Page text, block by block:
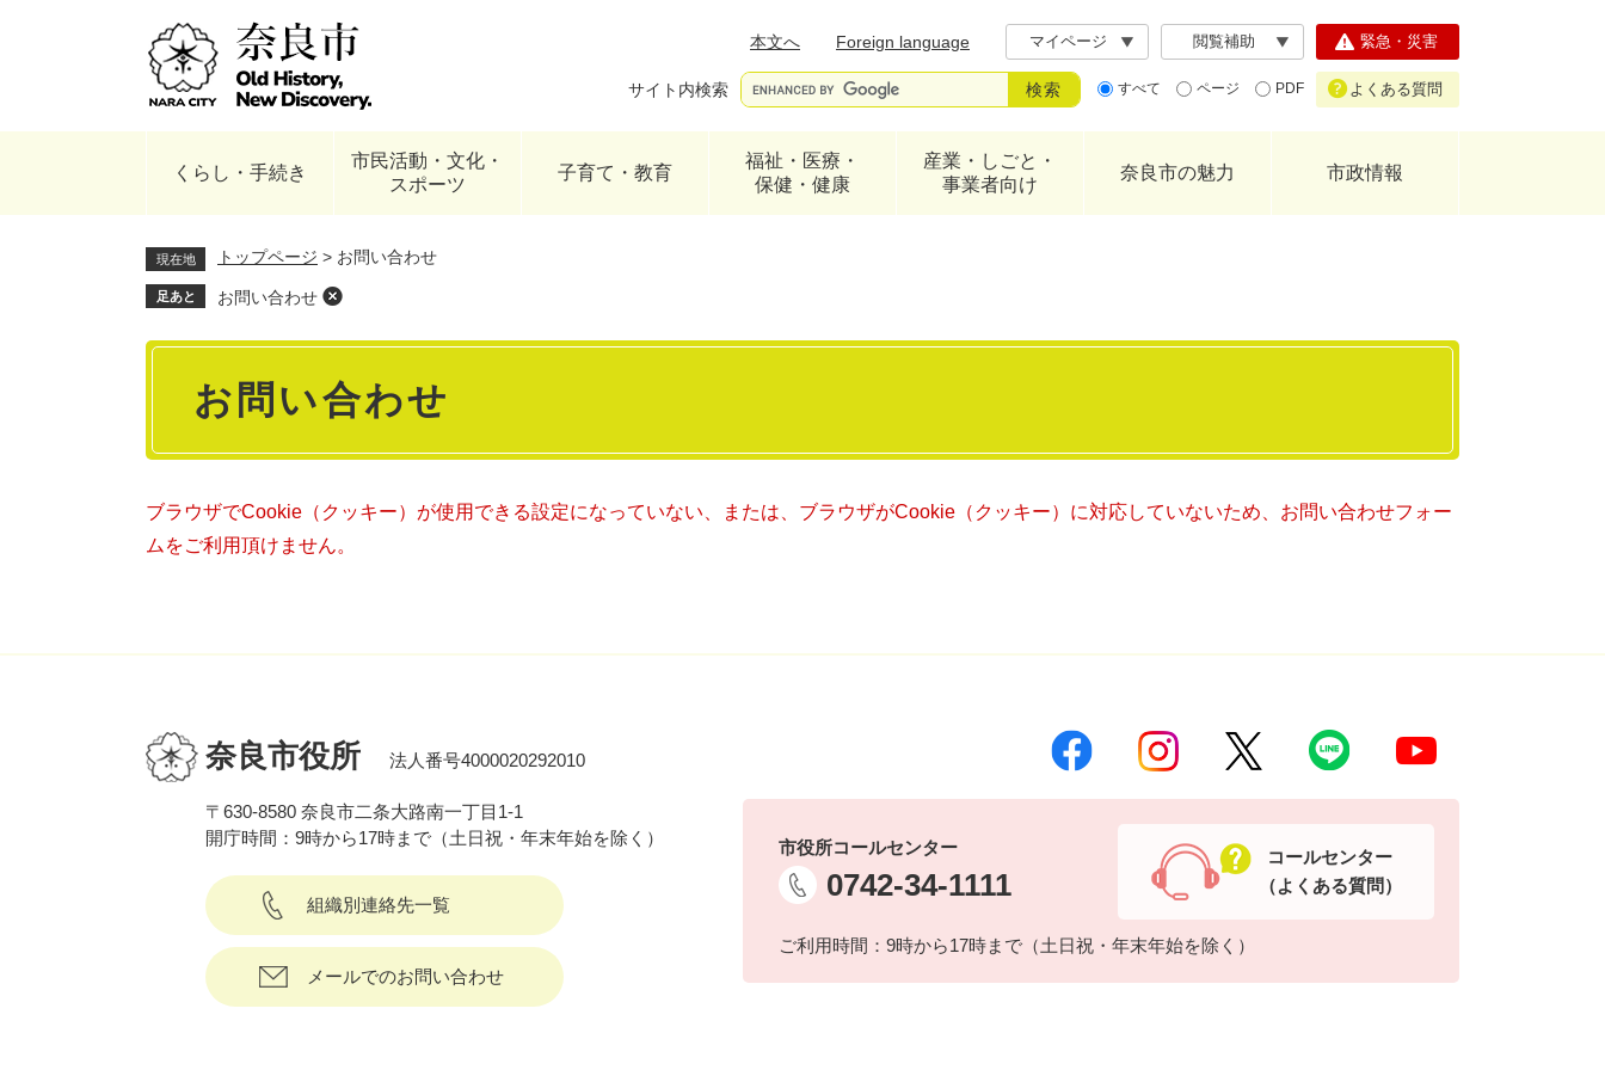
本文へ
Foreign language マイページ 閲覧補助
サイト内検索 すべて ページ PDF
緊急・災害
よくある質問
くらし・手続き
市民活動・文化・
スポーツ
子育て・教育
福祉・医療・
保健・健康
産業・しごと・
事業者向け
奈良市の魅力 市政情報
現在地 トップページ > お問い合わせ
足あと お問い合わせ
本
お問い合わせ
ブラウザでCookie（クッキー）が使用できる設定になっていない、または、ブラウザがCookie（クッキー）に対応していないため、お問い合わせフォー
ムをご利用頂けません。
奈良市役所 法人番号4000020292010
〒630-8580 奈良市二条大路南一丁目1-1
開庁時間：9時から17時まで（土日祝・年末年始を除く）
組織別連絡先一覧
メールでのお問い合わせ
市役所コールセンター
0742-34-1111
ご利用時間：9時から17時まで（土日祝・年末年始を除く）
コールセンター
（よくある質問）